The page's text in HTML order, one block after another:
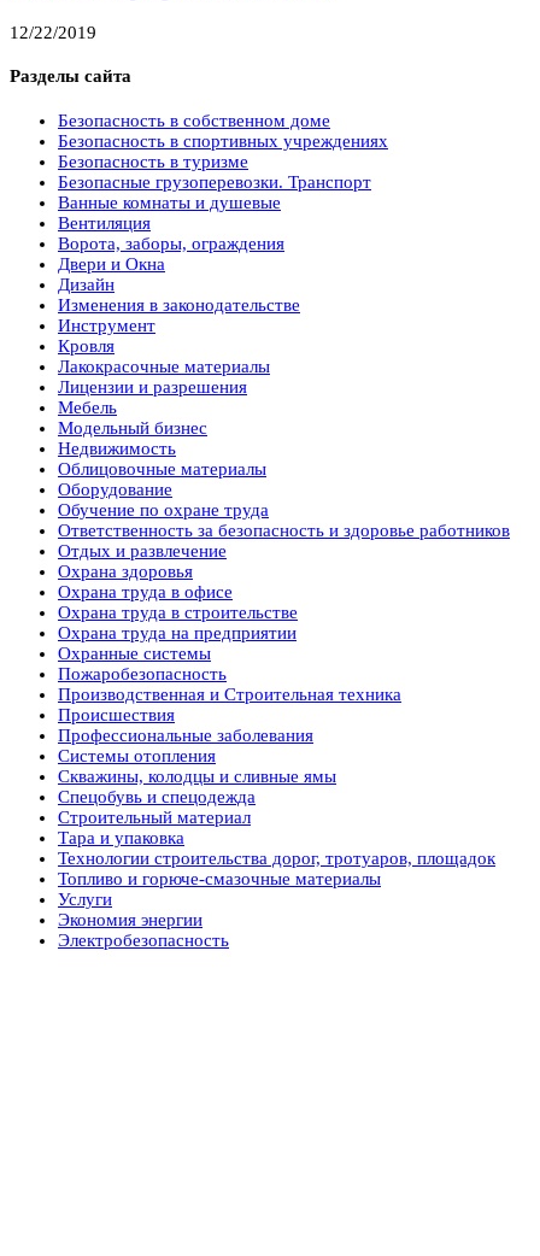
12/22/2019
Разделы сайта
Безопасность в собственном доме
Безопасность в спортивных учреждениях
Безопасность в туризме
Безопасные грузоперевозки. Транспорт
Ванные комнаты и душевые
Вентиляция
Ворота, заборы, ограждения
Двери и Окна
Дизайн
Изменения в законодательстве
Инструмент
Кровля
Лакокрасочные материалы
Лицензии и разрешения
Мебель
Модельный бизнес
Недвижимость
Облицовочные материалы
Оборудование
Обучение по охране труда
Ответственность за безопасность и здоровье работников
Отдых и развлечение
Охрана здоровья
Охрана труда в офисе
Охрана труда в строительстве
Охрана труда на предприятии
Охранные системы
Пожаробезопасность
Производственная и Строительная техника
Происшествия
Профессиональные заболевания
Системы отопления
Скважины, колодцы и сливные ямы
Спецобувь и спецодежда
Строительный материал
Тара и упаковка
Технологии строительства дорог, тротуаров, площадок
Топливо и горюче-смазочные материалы
Услуги
Экономия энергии
Электробезопасность